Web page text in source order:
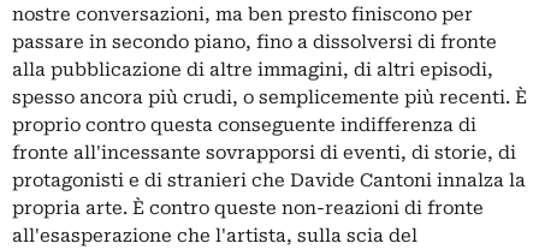
nostre conversazioni, ma ben presto finiscono per
passare in secondo piano, fino a dissolversi di fronte
alla pubblicazione di altre immagini, di altri episodi,
spesso ancora più crudi, o semplicemente più recenti. È
proprio contro questa conseguente indifferenza di
fronte all'incessante sovrapporsi di eventi, di storie, di
protagonisti e di stranieri che Davide Cantoni innalza la
propria arte. È contro queste non-reazioni di fronte
all'esasperazione che l'artista, sulla scia del